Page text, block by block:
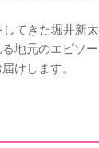
てきた堀井新
地元のエピソ
けします。